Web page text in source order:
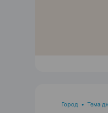
Город • Тема